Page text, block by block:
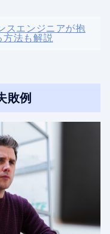
スエンジニアが抱
方法も解説
敗例